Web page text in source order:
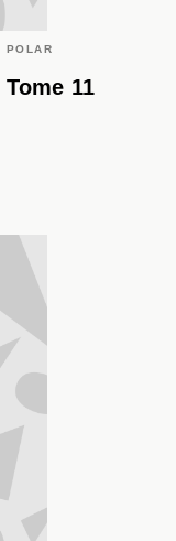
POLAR
11